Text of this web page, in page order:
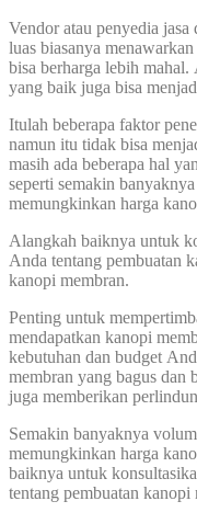
Vendor atau penyedia jasa
luas biasanya
bisa berharga lebih
yang baik juga bisa
Itulah beberapa faktor
namun itu tidak bisa
masih ada beberapa hal
seperti semakin
memungkinkan harga
Alangkah baiknya untuk
Anda tentang pembuatan
kanopi membran.
Penting untuk
mendapatkan kanopi
kebutuhan dan budget
membran yang bagus dan
juga memberikan
Semakin banyaknya
memungkinkan harga
baiknya untuk
tentang pembuatan kanopi